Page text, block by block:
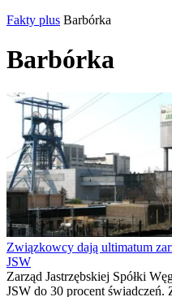
Fakty plus Barbórka
Barbórka
Związkowcy dają ultimatum
JSW
Zarząd Jastrzębskiej Spółki
JSW do 30 procent